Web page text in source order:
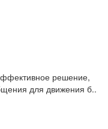
решение,
для движения б..